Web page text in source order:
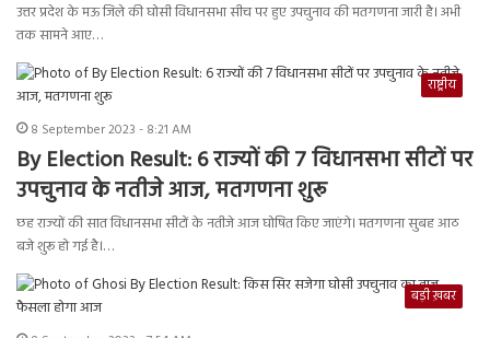
उत्तर प्रदेश के मऊ जिले की घोसी विधानसभा सीच पर हुए उपचुनाव की मतगणना जारी है। अभी
तक सामने आए…
राष्ट्रीय
8 September 2023 - 8:21 AM
By Election Result: 6 राज्यों की 7 विधानसभा सीटों पर
उपचुनाव के नतीजे आज, मतगणना शुरू
छह राज्यों की सात विधानसभा सीटों के नतीजे आज घोषित किए जाएंगे। मतगणना सुबह आठ
बजे शुरू हो गई है।…
बड़ी ख़बर